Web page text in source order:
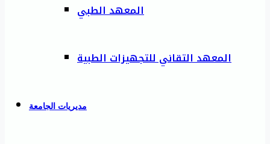
المعهد الطبي
المعهد التقاني للتجهيزات الطبية
مديريات الجامعة